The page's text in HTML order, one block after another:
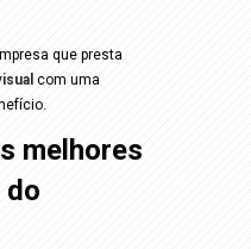
que presta
com uma
melhores
do